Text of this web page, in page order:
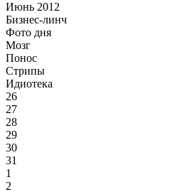
Июнь 2012
Бизнес-линч
Фото дня
Мозг
Понос
Стрипы
Идиотека
26
27
28
29
30
31
1
2